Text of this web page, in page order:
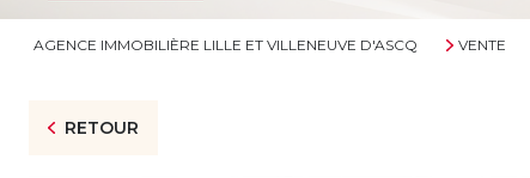
AGENCE IMMOBILIÈRE LILLE ET VILLENEUVE D'ASCQ VENTE
RETOUR